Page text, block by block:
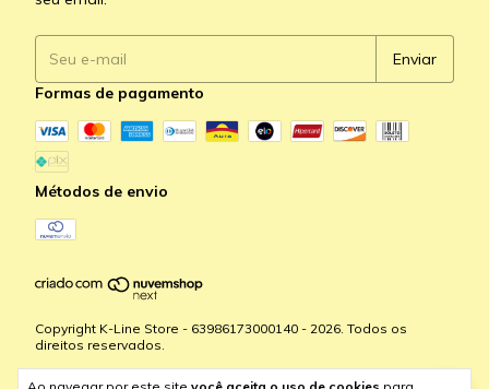
Formas de pagamento
Métodos de envio
Copyright K-Line Store - 63986173000140 - 2026. Todos os
direitos reservados.